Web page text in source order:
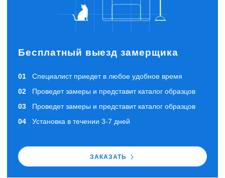
Бесплатный выезд замерщика
Специалист приедет в любое удобное время
Проведет замеры и представит каталог образцов
Проведет замеры и представит каталог образцов
Установка в течении 3-7 дней
ЗАКАЗАТЬ